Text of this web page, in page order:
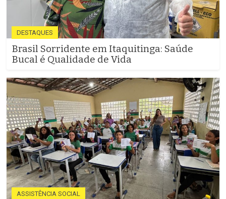
DESTAQUES
Brasil Sorridente em Itaquitinga: Saúde
Bucal é Qualidade de Vida
ASSISTÊNCIA SOCIAL